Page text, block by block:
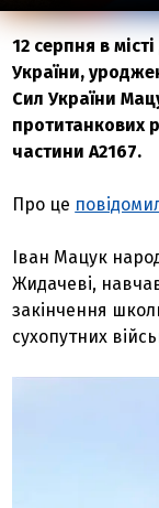
12 серпня в
України,
Сил України
протитанкових
частини А2167.
Про це
Іван Мацук
Жидачеві,
закінчення
сухопутних